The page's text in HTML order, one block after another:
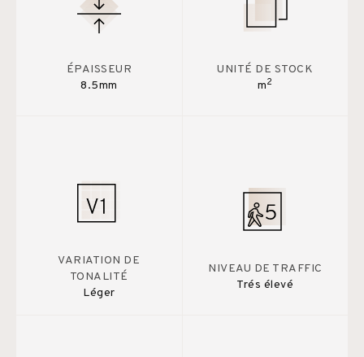
ÉPAISSEUR
8.5mm
UNITÉ DE STOCK
m2
VARIATION DE
TONALITÉ
Léger
NIVEAU DE TRAFFIC
Trés élevé